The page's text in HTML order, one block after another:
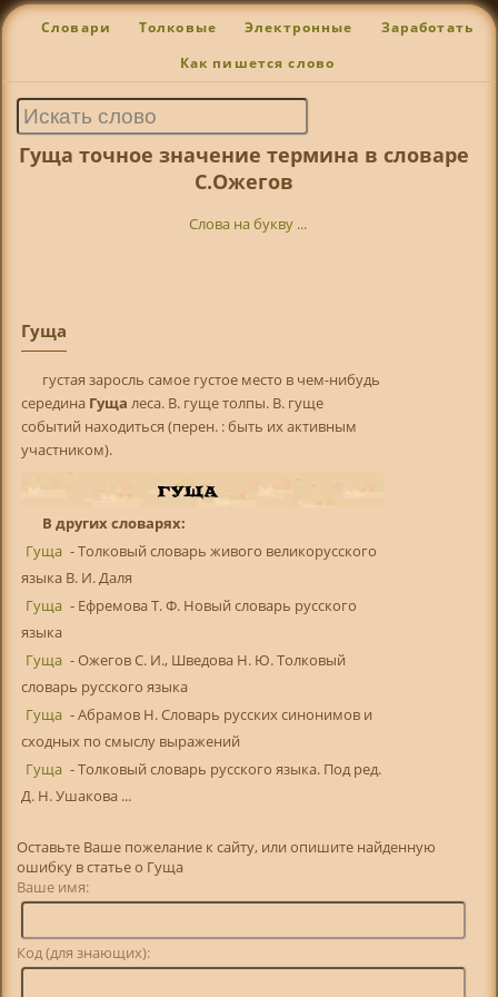
Словари Толковые Электронные Заработать
Как пишется слово
Гуща точное значение термина в словаре
С.Ожегов
Слова на букву ...
Гуща
густая заросль самое густое место в чем-нибудь
середина Гуща леса. В. гуще толпы. В. гуще
событий находиться (перен. : быть их активным
участником).
В других словарях:
Гуща - Толковый словарь живого великорусского
языка В. И. Даля
Гуща - Ефремова Т. Ф. Новый словарь русского
языка
Гуща - Ожегов С. И., Шведова Н. Ю. Толковый
словарь русского языка
Гуща - Абрамов Н. Словарь русских синонимов и
сходных по смыслу выражений
Гуща - Толковый словарь русского языка. Под ред.
Д. Н. Ушакова ...
Оставьте Ваше пожелание к сайту, или опишите найденную
ошибку в статье о Гуща
Ваше имя:
Код (для знающих):